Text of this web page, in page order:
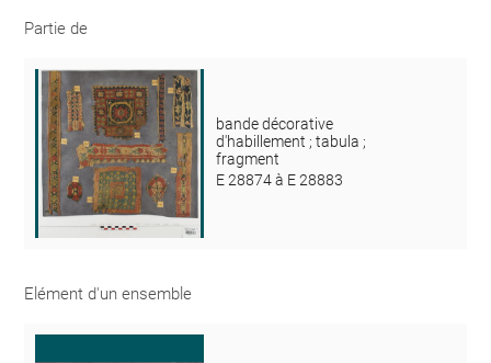
Partie de
bande décorative
d'habillement ; tabula ;
fragment
E 28874 à E 28883
Elément d'un ensemble